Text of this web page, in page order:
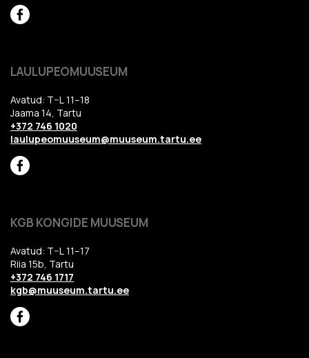
LAULUPEOMUUSEUM
Avatud: T–L 11–18
Jaama 14, Tartu
+372 746 1020
laulupeomuuseum@muuseum.tartu.ee
KGB KONGIDE MUUSEUM
Avatud: T–L 11–17
Riia 15b, Tartu
+372 746 1717
kgb@muuseum.tartu.ee